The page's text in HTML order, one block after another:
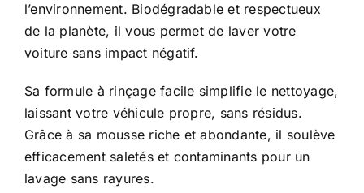
l’environnement. Biodégradable et respectueux
de la planète, il vous permet de laver votre
voiture sans impact négatif.
Sa formule à rinçage facile simplifie le nettoyage,
laissant votre véhicule propre, sans résidus.
Grâce à sa mousse riche et abondante, il soulève
efficacement saletés et contaminants pour un
lavage sans rayures.